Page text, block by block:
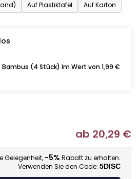
Auf Plastiktafel Auf Karton
(4 Stück) Im Wert von 1,99 €
ab 20,29 €
Gelegenheit, -5% Rabatt zu erhalten.
Verwenden Sie den Code: 5DISC